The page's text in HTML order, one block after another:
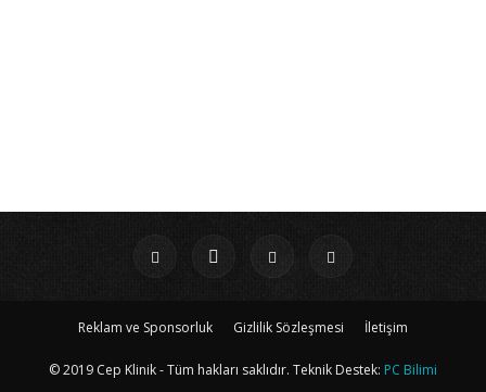
Reklam ve Sponsorluk Gizlilik Sözleşmesi İletişim
© 2019 Cep Klinik - Tüm hakları saklıdır. Teknik Destek: PC Bilimi